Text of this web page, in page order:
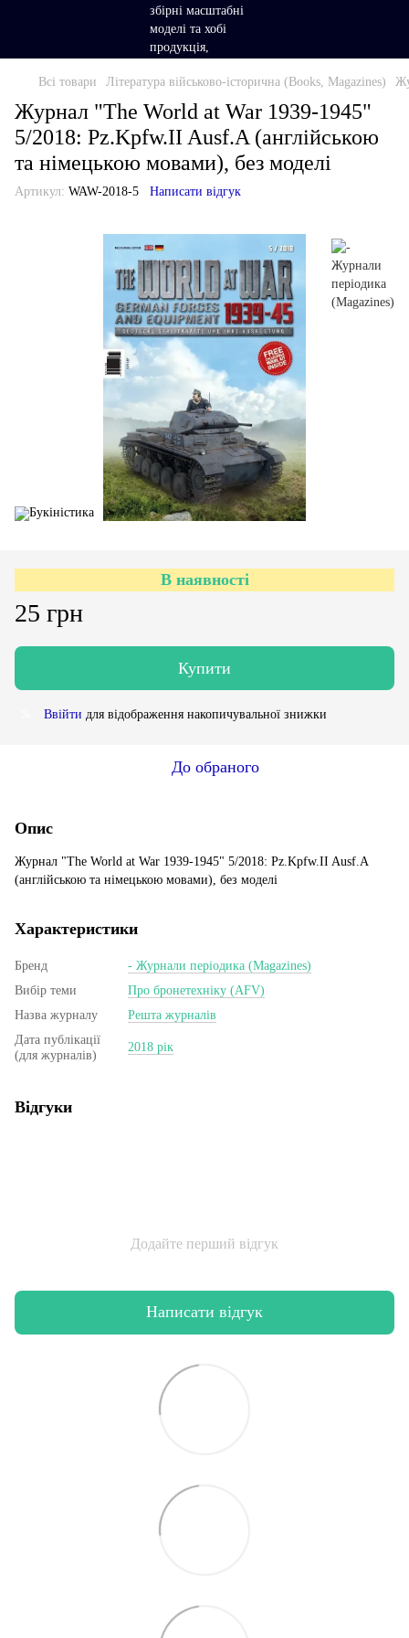
Всі товари Література військово-історична (Books, Magazines)
Журнал "The World at War 1939-1945"
5/2018: Pz.Kpfw.II Ausf.A (англійською
та німецькою мовами), без моделі
Артикул: WAW-2018-5 Написати відгук
В наявності
25 грн
Купити
Ввійти для відображення накопичувальної знижки
До обраного
Опис
Журнал "The World at War 1939-1945" 5/2018: Pz.Kpfw.II Ausf.A
(англійською та німецькою мовами), без моделі
Характеристики
Бренд
- Журнали періодика (Magazines)
Вибір теми
Про бронетехніку (AFV)
Назва журналу
Решта журналів
Дата публікації
(для журналів)
2018 рік
Відгуки
Додайте перший відгук
Написати відгук